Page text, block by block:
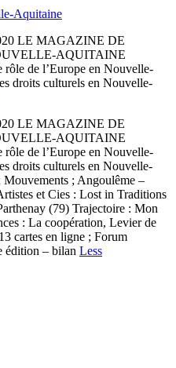
Aquitaine
LE MAGAZINE DE
AQUITAINE
de l’Europe en Nouvelle-
droits culturels en Nouvelle-
LE MAGAZINE DE
AQUITAINE
de l’Europe en Nouvelle-
droits culturels en Nouvelle-
; Angoulême –
et Cies : Lost in Traditions
(79) Trajectoire : Mon
: La coopération, Levier de
cartes en ligne ; Forum
édition – bilan Less